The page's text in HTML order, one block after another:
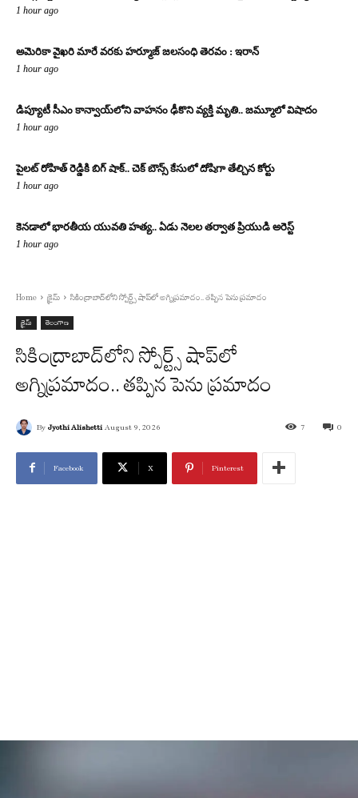
1 hour ago
అమెరికా వైఖరి మారే వరకు హర్మూజ్‌ జలసంధి తెరవం : ఇరాన్‌
1 hour ago
డిప్యూటీ సీఎం కాన్వాయ్‌లోని వాహనం ఢీకొని వ్యక్తి మృతి.. జమ్మూలో విషాదం
1 hour ago
పైలట్ రోహిత్ రెడ్డికి బిగ్ షాక్.. చెక్ బౌన్స్ కేసులో దోషిగా తేల్చిన కోర్టు
1 hour ago
కెనడాలో భారతీయ యువతి హత్య.. ఏడు నెలల తర్వాత ప్రియుడి అరెస్ట్
1 hour ago